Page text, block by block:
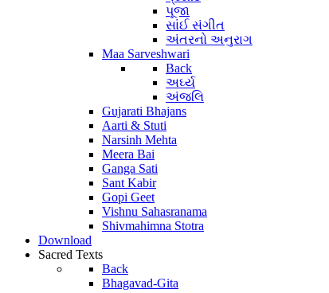
પૂજા
સાંઈ સંગીત
અંતરનો અનુરાગ
Maa Sarveshwari
Back
અર્ઘ્ય
અંજલિ
Gujarati Bhajans
Aarti & Stuti
Narsinh Mehta
Meera Bai
Ganga Sati
Sant Kabir
Gopi Geet
Vishnu Sahasranama
Shivmahimna Stotra
Download
Sacred Texts
Back
Bhagavad-Gita